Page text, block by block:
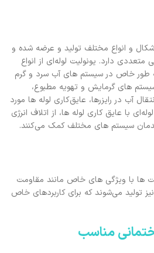
و انواع مختلف تولید و عرضه شده و
دارد. یونولیت‌ لوله‌ای از انواع
طور خاص در سیستم ‌های آب سرد و گرم
‌های گرمایش و تهویه مطبوع،
آب در رایزرها، عایق‌کاری لوله ‌ها مورد
با عایق‌ کاری لوله ‌ها، از اتلاف انرژی
سیستم ‌های مختلف کمک می‌کنند.
‌ها با ویژگی ‌های خاص مانند مقاومت
تولید می‌شوند که برای کاربردهای خاص
مناسب